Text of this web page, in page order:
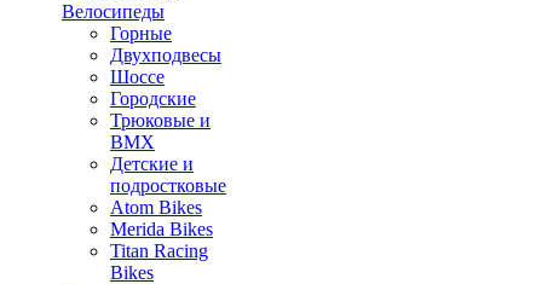
Велосипеды
Горные
Двухподвесы
Шоссе
Городские
Трюковые и
BMX
Детские и
подростковые
Atom Bikes
Merida Bikes
Titan Racing
Bikes